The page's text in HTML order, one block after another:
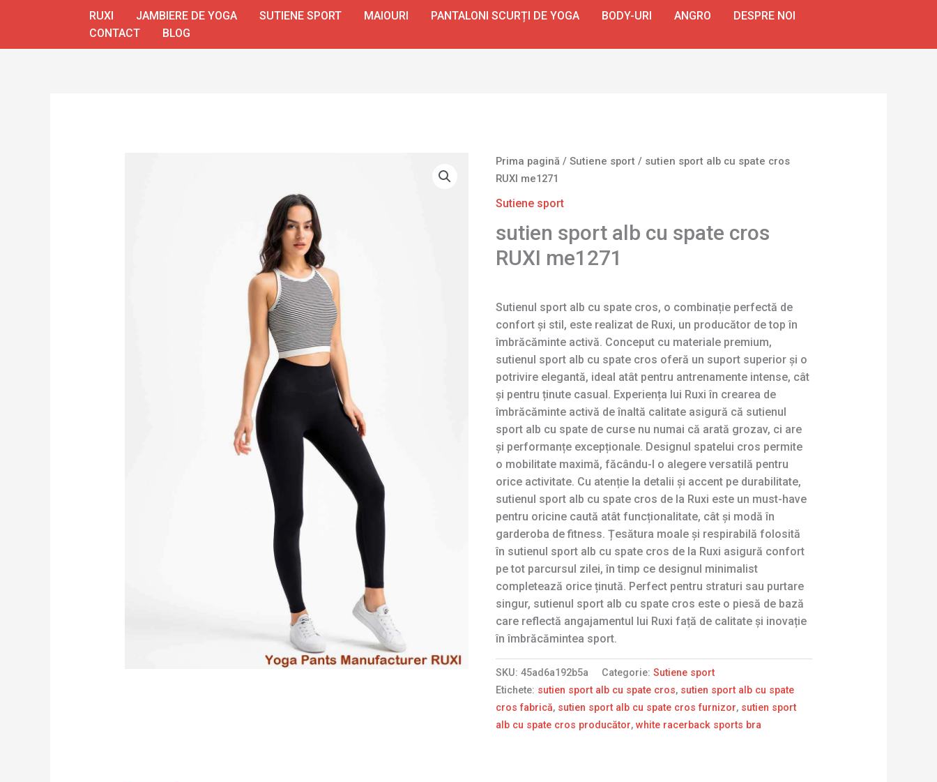
RUXI JAMBIERE DE YOGA SUTIENE SPORT MAIOURI PANTALONI SCURȚI DE YOGA BODY-URI ANGRO
DESPRE NOI
CONTACT
BLOG
Prima pagină /Sutiene sport / sutien sport alb cu spate cros
RUXI me1271
Sutiene sport
sutien sport alb cu spate cros
RUXI me1271
Sutienul sport alb cu spate cros, o combinație perfectă de
confort și stil, este realizat de Ruxi, un producător de top în
îmbrăcăminte activă. Conceput cu materiale premium,
sutienul sport alb cu spate cros oferă un suport superior și o
potrivire elegantă, ideal atât pentru antrenamente intense, cât
și pentru ținute casual. Experiența lui Ruxi în crearea de
îmbrăcăminte activă de înaltă calitate asigură că sutienul
sport alb cu spate de curse nu numai că arată grozav, ci are
și performanțe excepționale. Designul spatelui cros permite
o mobilitate maximă, făcându-l o alegere versatilă pentru
orice activitate. Cu atenție la detalii și accent pe durabilitate,
sutienul sport alb cu spate cros de la Ruxi este un must-have
pentru oricine caută atât funcționalitate, cât și modă în
garderoba de fitness. Țesătura moale și respirabilă folosită
în sutienul sport alb cu spate cros de la Ruxi asigură confort
pe tot parcursul zilei, în timp ce designul minimalist
completează orice ținută. Perfect pentru straturi sau purtare
singur, sutienul sport alb cu spate cros este o piesă de bază
care reflectă angajamentul lui Ruxi față de calitate și inovație
în îmbrăcămintea sport.
SKU:45ad6a192b5a Categorie:Sutiene sport
Etichete: sutien sport alb cu spate cros, sutien sport alb cu spate
cros fabrică, sutien sport alb cu spate cros furnizor, sutien sport
alb cu spate cros producător,white racerback sports bra